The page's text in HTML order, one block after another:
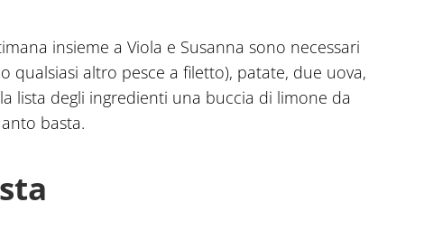
insieme a Viola e Susanna sono necessari
qualsiasi altro pesce a filetto), patate, due uova,
lista degli ingredienti una buccia di limone da
basta.